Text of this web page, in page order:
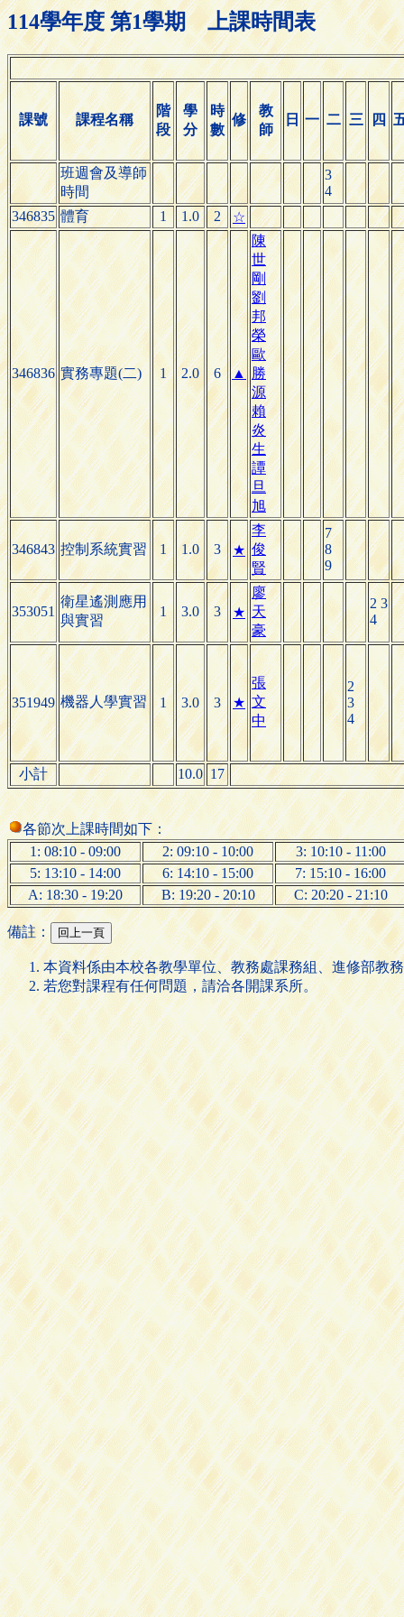
114學年度 第1學期 上課時間表
課號 課程名稱
階
段
學
分
時
數
修
教
師
日 一 二 三 四
班週會及導師
時間
3
4
346835 體育 1 1.0 2 ☆
346836 實務專題(二) 1 2.0 6 ▲
陳
世
剛
劉
邦
榮
歐
勝
源
賴
炎
生
譚
旦
旭
346843 控制系統實習 1 1.0 3 ★
李
俊
賢
7
8
9
353051
衛星遙測應用
與實習
1 3.0 3 ★
廖
天
豪
2 3
4
351949 機器人學實習 1 3.0 3 ★
張
文
中
2
3
4
小計 10.0 17
各節次上課時間如下：
1: 08:10 - 09:00
2: 09:10 - 10:00
3: 10:10 - 11:00
5: 13:10 - 14:00
6: 14:10 - 15:00
7: 15:10 - 16:00
A: 18:30 - 19:20
B: 19:20 - 20:10 C: 20:20 - 21:10
備註：
本資料係由本校各教學單位、教務處課務組、進修部教
若您對課程有任何問題，請洽各開課系所。